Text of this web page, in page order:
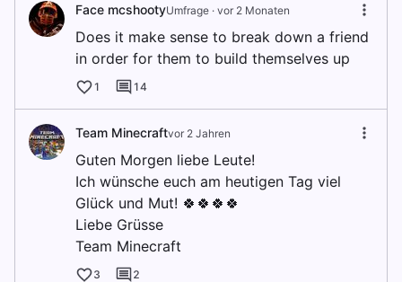
Face mcshootyUmfrage · vor 2 Monaten
Does it make sense to break down a friend
in order for them to build themselves up
1 14
Team Minecraftvor 2 Jahren
Guten Morgen liebe Leute!
Ich wünsche euch am heutigen Tag viel
Glück und Mut! 🍀🍀🍀🍀
Liebe Grüsse
Team Minecraft
3 2